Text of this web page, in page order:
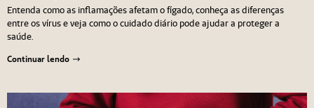
Entenda como as inflamações afetam o fígado, conheça as diferenças
entre os vírus e veja como o cuidado diário pode ajudar a proteger a
saúde.
Continuar lendo